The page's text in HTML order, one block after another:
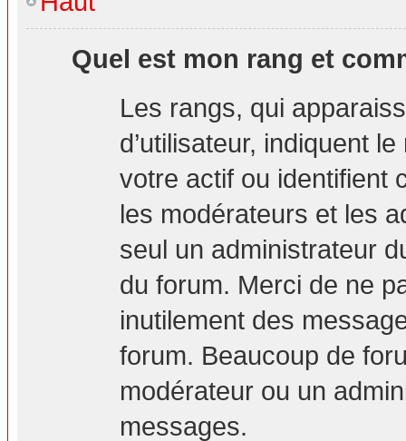
Quel est mon rang et
Les rangs, qui
d’utilisateur, indiquent
votre actif ou identifient
les modérateurs et les
seul un administrateur
du forum. Merci de ne
inutilement des
forum. Beaucoup de
modérateur ou un
messages.